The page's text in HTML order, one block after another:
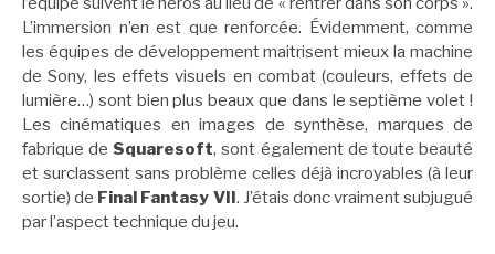
L’immersion n’en est que renforcée. Évidemment, comme
les équipes de développement maitrisent mieux la machine
de Sony, les effets visuels en combat (couleurs, effets de
lumière…) sont bien plus beaux que dans le septième volet !
Les cinématiques en images de synthèse, marques de
fabrique de Squaresoft, sont également de toute beauté
et surclassent sans problème celles déjà incroyables (à leur
sortie) de Final Fantasy VII. J’étais donc vraiment subjugué
par l’aspect technique du jeu.